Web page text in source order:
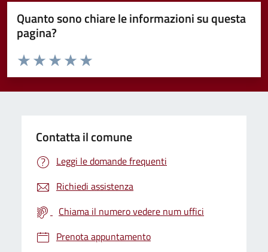
Quanto sono chiare le informazioni su questa
pagina?
Valuta da 1 a 5 stelle la pagina
Valuta 5 stelle su 5
Valuta 4 stelle su 5
Valuta 3 stelle su 5
Valuta 2 stelle su 5
Valuta 1 stelle su 5
Contatta il comune
Leggi le domande frequenti
Richiedi assistenza
Chiama il numero vedere num uffici
Prenota appuntamento